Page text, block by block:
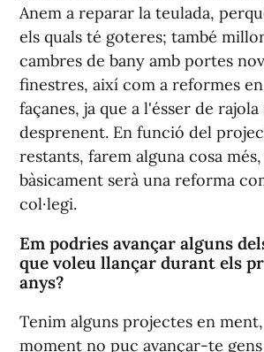
Anem a reparar la teulada,
els quals té goteres; també
cambres de bany amb portes
finestres, així com a reformes
façanes, ja que a l'ésser de rajola
desprenent. En funció del
restants, farem alguna cosa
bàsicament serà una reforma
col·legi.
Em podries avançar alguns
que voleu llançar durant els
anys?
Tenim alguns projectes en
moment no puc avançar-te